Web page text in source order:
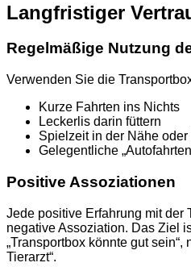
Langfristiger
Regelmäßige Nutzung
Verwenden Sie die
Kurze Fahrten ins Nichts
Leckerlis darin füttern
Spielzeit in der Nähe
Gelegentliche
Positive Assoziationen
Jede positive Erfahrung mit der
negative Assoziation. Das Ziel
„Transportbox könnte gut sein“,
Tierarzt“.